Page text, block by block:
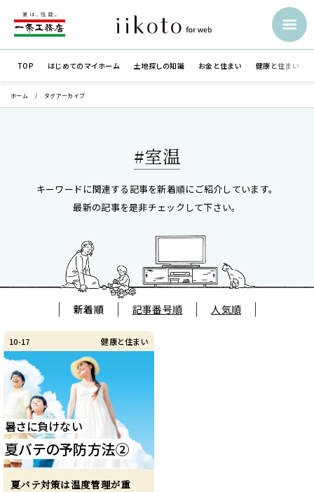
TOP はじめての マイホーム 土地探しの知識 お金と住まい 健康と住まい
ホーム タグアーカイブ
#室温
キーワードに関連する記事を新着順にご紹介しています。
最新の記事を是非チェックして下さい。
新着順 記事番号順 人気順
10-17 健康と住まい
暑さに負けない
夏バテの予防方法②
夏バテ対策は温度管理が重